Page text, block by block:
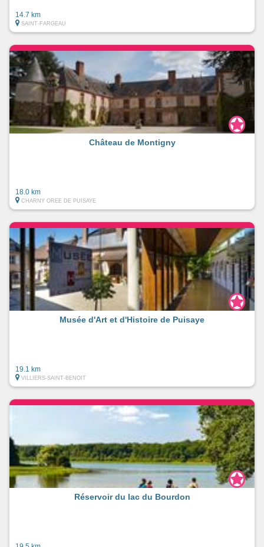
14.7 km
SAINT-FARGEAU
Château de Montigny
18.0 km
CHARNY OREE DE PUISAYE
Musée d'Art et d'Histoire de Puisaye
19.1 km
VILLIERS-SAINT-BENOIT
Réservoir du lac du Bourdon